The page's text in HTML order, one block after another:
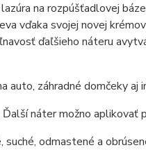
na rozpúšťadlovej
vďaka svojej novej
ďaľšieho náteru
auto, záhradné domčeky aj
Ďalší náter možno
suché, odmastené a